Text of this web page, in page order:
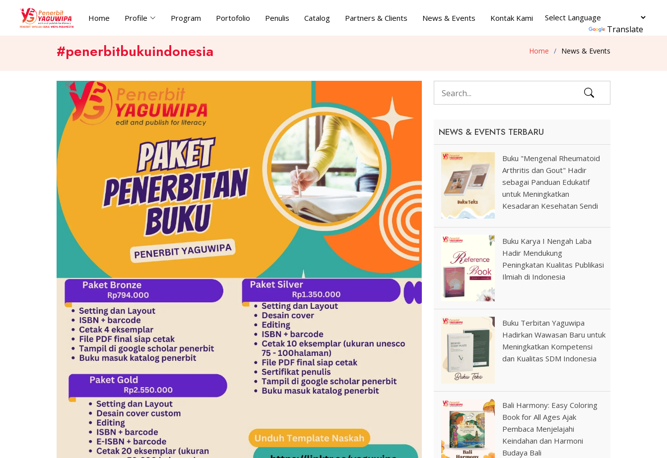
Home Profile Program Portofolio Penulis Catalog Partners & Clients News & Events Kontak Kami
Powered by Translate
#penerbitbukuindonesia Home News & Events
NEWS & EVENTS TERBARU
Buku "Mengenal Rheumatoid
Arthritis dan Gout" Hadir
sebagai Panduan Edukatif
untuk Meningkatkan
Kesadaran Kesehatan Sendi
Buku Karya I Nengah Laba
Hadir Mendukung
Peningkatan Kualitas Publikasi
Ilmiah di Indonesia
Buku Terbitan Yaguwipa
Hadirkan Wawasan Baru untuk
Meningkatkan Kompetensi
dan Kualitas SDM Indonesia
Bali Harmony: Easy Coloring
Book for All Ages Ajak
Pembaca Menjelajahi
Keindahan dan Harmoni
Budaya Bali